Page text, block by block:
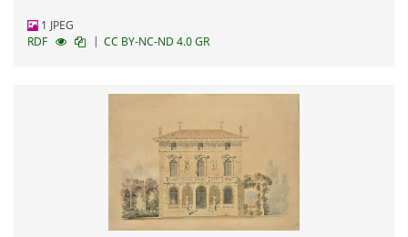
1 JPEG
RDF
| CC BY-NC-ND 4.0 GR